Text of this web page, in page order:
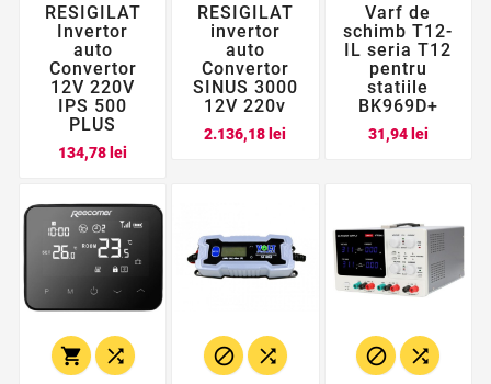
RESIGILAT
Invertor
auto
Convertor
12V 220V
IPS 500
PLUS
134,78 lei
RESIGILAT
invertor
auto
Convertor
SINUS 3000
12V 220v
2.136,18 lei
Varf de
schimb T12-
IL seria T12
pentru
statiile
BK969D+
31,94 leiPret
     